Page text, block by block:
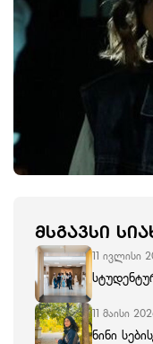
ᲛᲡᲒᲐᲕᲡᲘ
11 ივლისი
11 მაისი
ნინი